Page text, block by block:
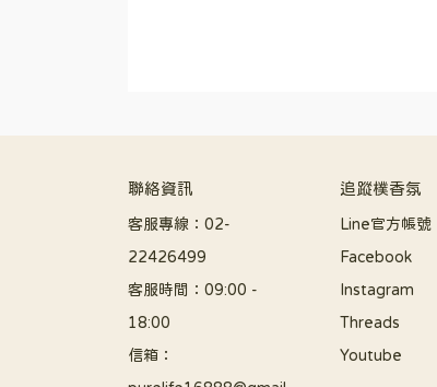
聯絡資訊
客服專線：02-
22426499
客服時間：09:00 -
18:00
信箱：
追蹤樸香氛
Line官方帳號
Facebook
Instagram
Threads
Youtube